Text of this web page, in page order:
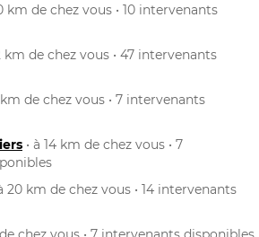
km de chez vous • 10 intervenants
km de chez vous • 47 intervenants
km de chez vous • 7 intervenants
• à 14 km de chez vous • 7
20 km de chez vous • 14 intervenants